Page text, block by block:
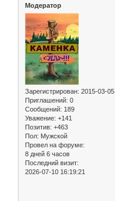
Модератор
Зарегистрирован: 2015-03-05
Приглашений: 0
Сообщений: 189
Уважение: +141
Позитив: +463
Пол: Мужской
Провел на форуме:
8 дней 6 часов
Последний визит:
2026-07-10 16:19:21